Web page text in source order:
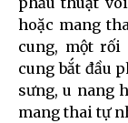
hoặc mang
cung, một
cung bắt đầu
sưng, u nang
mang thai tự